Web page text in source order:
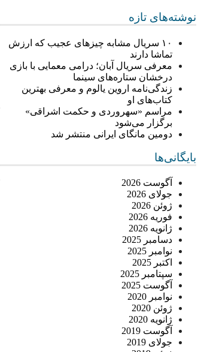
نوشته‌های تازه
۱۰ سریال مشابه چیزهای عجیب که ارزش
تماشا دارند
معرفی سریال آبان؛ درامی معمایی با بازی
درخشان ستاره‌های سینما
زندگی‌نامه اروین یالوم و معرفی بهترین
کتاب‌های او
مراسم «سهروردی و حکمت اشراقی»
برگزار می‌شود
دومین مانگای ایرانی منتشر شد
بایگانی‌ها
آگوست 2026
جولای 2026
ژوئن 2026
فوریه 2026
ژانویه 2026
دسامبر 2025
نوامبر 2025
اکتبر 2025
سپتامبر 2025
آگوست 2025
نوامبر 2020
ژوئن 2020
ژانویه 2020
آگوست 2019
جولای 2019